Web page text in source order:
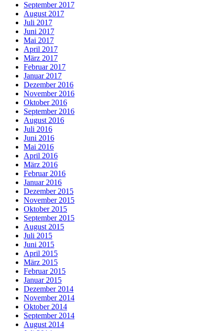
September 2017
August 2017
Juli 2017
Juni 2017
Mai 2017
April 2017
März 2017
Februar 2017
Januar 2017
Dezember 2016
November 2016
Oktober 2016
September 2016
August 2016
Juli 2016
Juni 2016
Mai 2016
April 2016
März 2016
Februar 2016
Januar 2016
Dezember 2015
November 2015
Oktober 2015
September 2015
August 2015
Juli 2015
Juni 2015
April 2015
März 2015
Februar 2015
Januar 2015
Dezember 2014
November 2014
Oktober 2014
September 2014
August 2014